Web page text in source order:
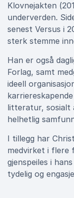
Klovnejakten
underverden.
senest Versus i
sterk stemme
Han er også
Forlag, samt
ideell
litteratur, sosialt
helhetlig
I tillegg har
medvirket i flere
gjenspeiles i
tydelig og